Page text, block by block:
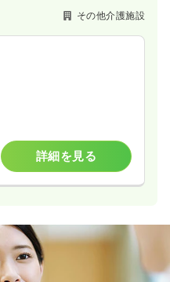
一般＋療養
詳細を見る
一時募集休止
その他介護施設
詳細を見る